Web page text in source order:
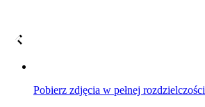
Pobierz zdjęcia w pełnej rozdzielczości